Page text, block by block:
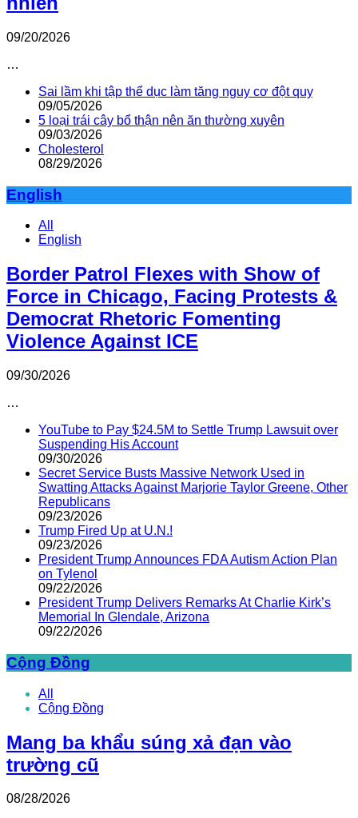
09/20/2026
…
Sai lầm khi tập thể dục làm tăng nguy cơ đột quỵ
09/05/2026
5 loại trái cây bổ thận nên ăn thường xuyên
09/03/2026
Cholesterol
08/29/2026
English
All
English
Border Patrol Flexes with Show of
Force in Chicago, Facing Protests &
Democrat Rhetoric Fomenting
Violence Against ICE
09/30/2026
…
YouTube to Pay $24.5M to Settle Trump Lawsuit over
Suspending His Account
09/30/2026
Secret Service Busts Massive Network Used in
Swatting Attacks Against Marjorie Taylor Greene, Other
Republicans
09/23/2026
Trump Fired Up at U.N.!
09/23/2026
President Trump Announces FDA Autism Action Plan
on Tylenol
09/22/2026
President Trump Delivers Remarks At Charlie Kirk’s
Memorial In Glendale, Arizona
09/22/2026
Cộng Đồng
All
Cộng Đồng
Mang ba khẩu súng xả đạn vào
trường cũ
08/28/2026